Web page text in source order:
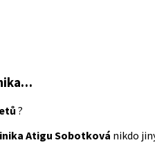
?
Atigu Sobotková nikdo